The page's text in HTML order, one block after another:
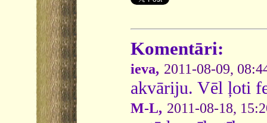
Komentāri:
ieva, 2011-08-09,
akvāriju. Vēl ļoti
M-L, 2011-08-18,